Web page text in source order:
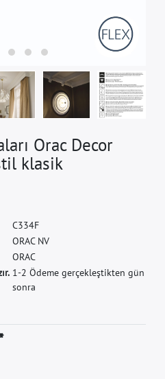
Orac Decor
klasik
C334F
ORAC NV
ORAC
1-2 Ödeme gerçekleştikten gün
sonra